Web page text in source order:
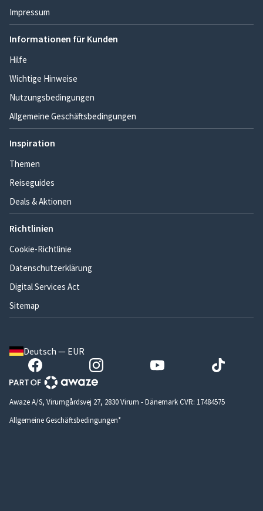
Impressum
Informationen für Kunden
Hilfe
Wichtige Hinweise
Nutzungsbedingungen
Allgemeine Geschäftsbedingungen
Inspiration
Themen
Reiseguides
Deals & Aktionen
Richtlinien
Cookie-Richtlinie
Datenschutzerklärung
Digital Services Act
Sitemap
Deutsch — EUR
Awaze A/S, Virumgårdsvej 27, 2830 Virum - Dänemark CVR: 17484575
Allgemeine Geschäftsbedingungen*